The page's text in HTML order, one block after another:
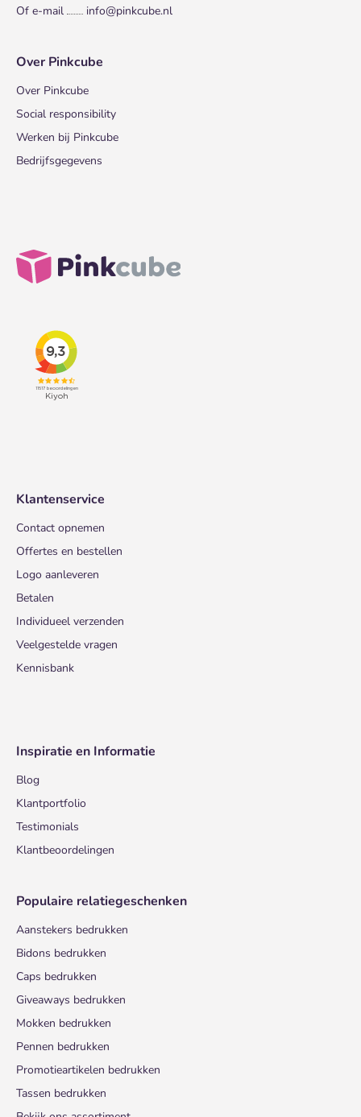
Of e-mail
info@pinkcube.nl
Over Pinkcube
Over Pinkcube
Social responsibility
Werken bij Pinkcube
Bedrijfsgegevens
Klantenservice
Contact opnemen
Offertes en bestellen
Logo aanleveren
Betalen
Individueel verzenden
Veelgestelde vragen
Kennisbank
Inspiratie en Informatie
Blog
Klantportfolio
Testimonials
Klantbeoordelingen
Populaire relatiegeschenken
Aanstekers bedrukken
Bidons bedrukken
Caps bedrukken
Giveaways bedrukken
Mokken bedrukken
Pennen bedrukken
Promotieartikelen bedrukken
Tassen bedrukken